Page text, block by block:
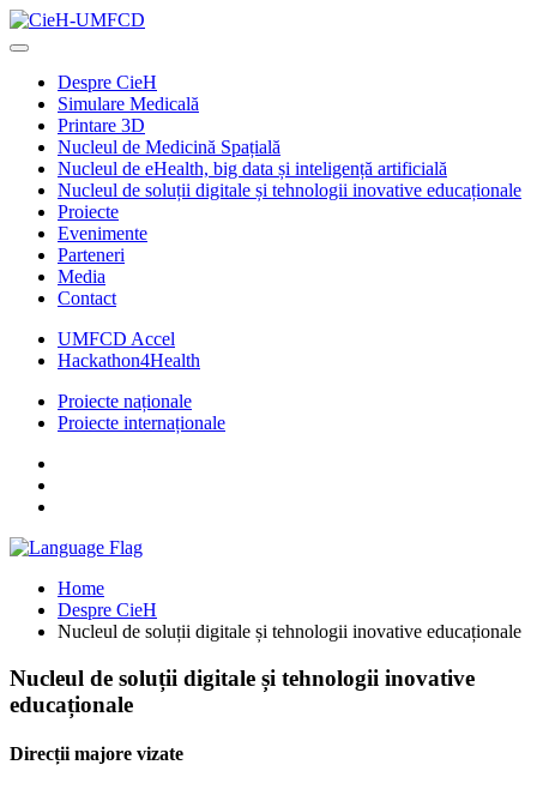
Despre CieH
Simulare Medicală
Printare 3D
Nucleul de Medicină Spațială
Nucleul de eHealth, big data și inteligență artificială
Nucleul de soluții digitale și tehnologii inovative educaționale
Proiecte
Evenimente
Parteneri
Media
Contact
UMFCD Accel
Hackathon4Health
Proiecte naționale
Proiecte internaționale
Home
Despre CieH
Nucleul de soluții digitale și tehnologii inovative educaționale
Nucleul de soluții digitale și tehnologii inovative
educaționale
Direcții majore vizate